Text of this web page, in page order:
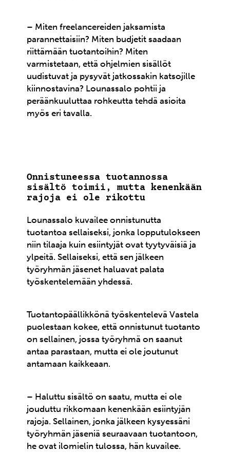
– Miten freelancereiden jaksamista
parannettaisiin? Miten budjetit saadaan
riittämään tuotantoihin? Miten
varmistetaan, että ohjelmien sisällöt
uudistuvat ja pysyvät jatkossakin katsojille
kiinnostavina? Lounassalo pohtii ja
peräänkuuluttaa rohkeutta tehdä asioita
myös eri tavalla.
Onnistuneessa tuotannossa
sisältö toimii, mutta kenenkään
rajoja ei ole rikottu
Lounassalo kuvailee onnistunutta
tuotantoa sellaiseksi, jonka lopputulokseen
niin tilaaja kuin esiintyjät ovat tyytyväisiä ja
ylpeitä. Sellaiseksi, että sen jälkeen
työryhmän jäsenet haluavat palata
työskentelemään yhdessä.
Tuotantopäällikkönä työskentelevä Vastela
puolestaan kokee, että onnistunut tuotanto
on sellainen, jossa työryhmä on saanut
antaa parastaan, mutta ei ole joutunut
antamaan kaikkeaan.
– Haluttu sisältö on saatu, mutta ei ole
jouduttu rikkomaan kenenkään esiintyjän
rajoja. Sellainen, jonka jälkeen kysyessäni
työryhmän jäseniä seuraavaan tuotantoon,
he ovat ilomielin tulossa, hän kuvailee.